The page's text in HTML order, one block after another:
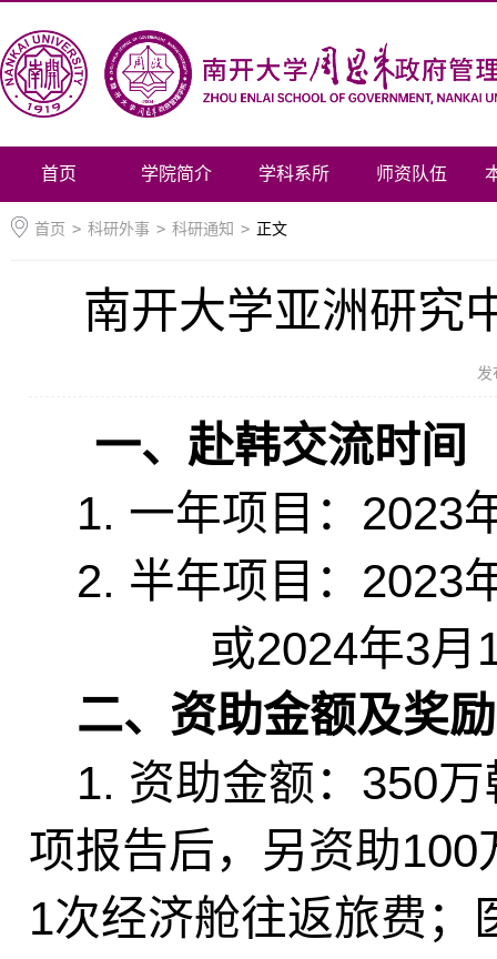
首页 学院简介 学科系所 师资队伍
首页 > 科研外事 > 科研通知 > 正文
南开大学亚洲研究
一、赴韩交流时间
1. 一年项目： 2023
2. 半年项目： 2023
或2024年3月
二、资助金额及奖
1. 资助金额： 350万
项报告后，另资助100
1次经济舱往返旅费；